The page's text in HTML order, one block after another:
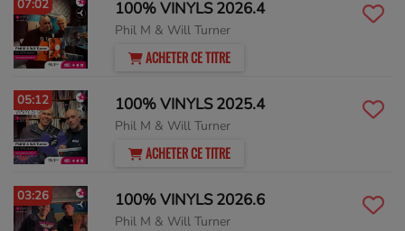
07:02 100% VINYLS 2026.4
Phil M & Will Turner
ACHETER CE TITRE
05:12 100% VINYLS 2025.4
Phil M & Will Turner
ACHETER CE TITRE
03:26 100% VINYLS 2026.6
Phil M & Will Turner